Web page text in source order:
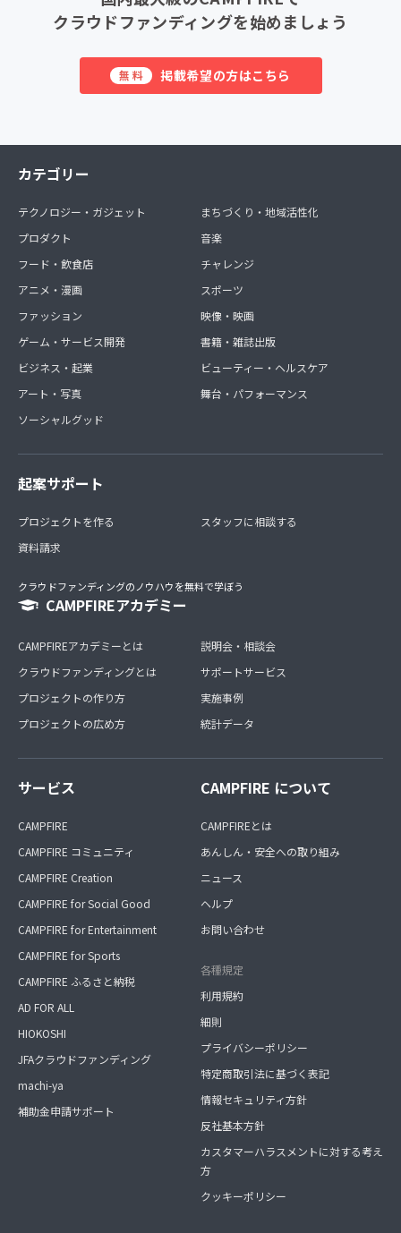
クラウドファンディングを始めましょう
無料 掲載希望の方はこちら
カテゴリー
テクノロジー・ガジェット
プロダクト
フード・飲食店
アニメ・漫画
ファッション
ゲーム・サービス開発
ビジネス・起業
アート・写真
ソーシャルグッド
まちづくり・地域活性化
音楽
チャレンジ
スポーツ
映像・映画
書籍・雑誌出版
ビューティー・ヘルスケア
舞台・パフォーマンス
起案サポート
プロジェクトを作る
資料請求
スタッフに相談する
クラウドファンディングのノウハウを無料で学ぼう
CAMPFIREアカデミー
CAMPFIREアカデミーとは
クラウドファンディングとは
プロジェクトの作り方
プロジェクトの広め方
説明会・相談会
サポートサービス
実施事例
統計データ
サービス
CAMPFIRE
CAMPFIRE コミュニティ
CAMPFIRE Creation
CAMPFIRE for Social Good
CAMPFIRE for Entertainment
CAMPFIRE for Sports
CAMPFIRE ふるさと納税
AD FOR ALL
HIOKOSHI
JFAクラウドファンディング
machi-ya
補助金申請サポート
CAMPFIRE について
CAMPFIREとは
あんしん・安全への取り組み
ニュース
ヘルプ
お問い合わせ
各種規定
利用規約
細則
プライバシーポリシー
特定商取引法に基づく表記
情報セキュリティ方針
反社基本方針
カスタマーハラスメントに対する考え
方
クッキーポリシー